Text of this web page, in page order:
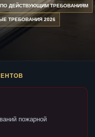
ДЕЙСТВУЮЩИМ ТРЕБОВАНИЯМ
ТРЕБОВАНИЯ 2026
пожарной